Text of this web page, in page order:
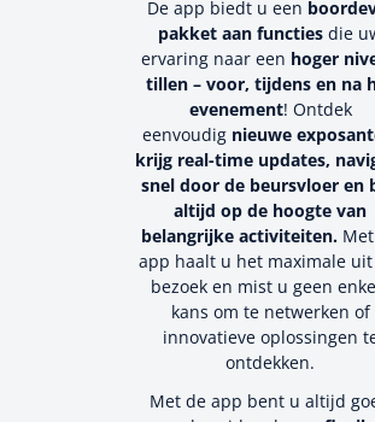
De app biedt u een
pakket aan functies die
ervaring naar een hoger
tillen – voor, tijdens en na
evenement! Ontdek
eenvoudig nieuwe
krijg real-time updates,
snel door de beursvloer en
altijd op de hoogte van
belangrijke activiteiten.
app haalt u het maximale
bezoek en mist u geen
kans om te netwerken of
innovatieve oplossingen
ontdekken.
Met de app bent u altijd